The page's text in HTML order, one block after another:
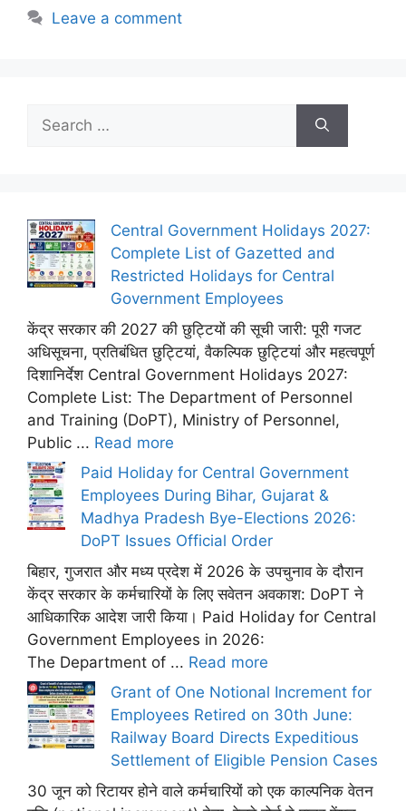
Leave a comment
Search
for:
Central Government Holidays 2027:
Complete List of Gazetted and
Restricted Holidays for Central
Government Employees
केंद्र सरकार की 2027 की छुट्टियों की सूची जारी: पूरी गजट
अधिसूचना, प्रतिबंधित छुट्टियां, वैकल्पिक छुट्टियां और महत्वपूर्ण
दिशानिर्देश Central Government Holidays 2027:
Complete List: The Department of Personnel
and Training (DoPT), Ministry of Personnel,
Public ... Read more
Paid Holiday for Central Government
Employees During Bihar, Gujarat &
Madhya Pradesh Bye-Elections 2026:
DoPT Issues Official Order
बिहार, गुजरात और मध्य प्रदेश में 2026 के उपचुनाव के दौरान
केंद्र सरकार के कर्मचारियों के लिए सवेतन अवकाश: DoPT ने
आधिकारिक आदेश जारी किया। Paid Holiday for Central
Government Employees in 2026:
The Department of ... Read more
Grant of One Notional Increment for
Employees Retired on 30th June:
Railway Board Directs Expeditious
Settlement of Eligible Pension Cases
30 जून को रिटायर होने वाले कर्मचारियों को एक काल्पनिक वेतन